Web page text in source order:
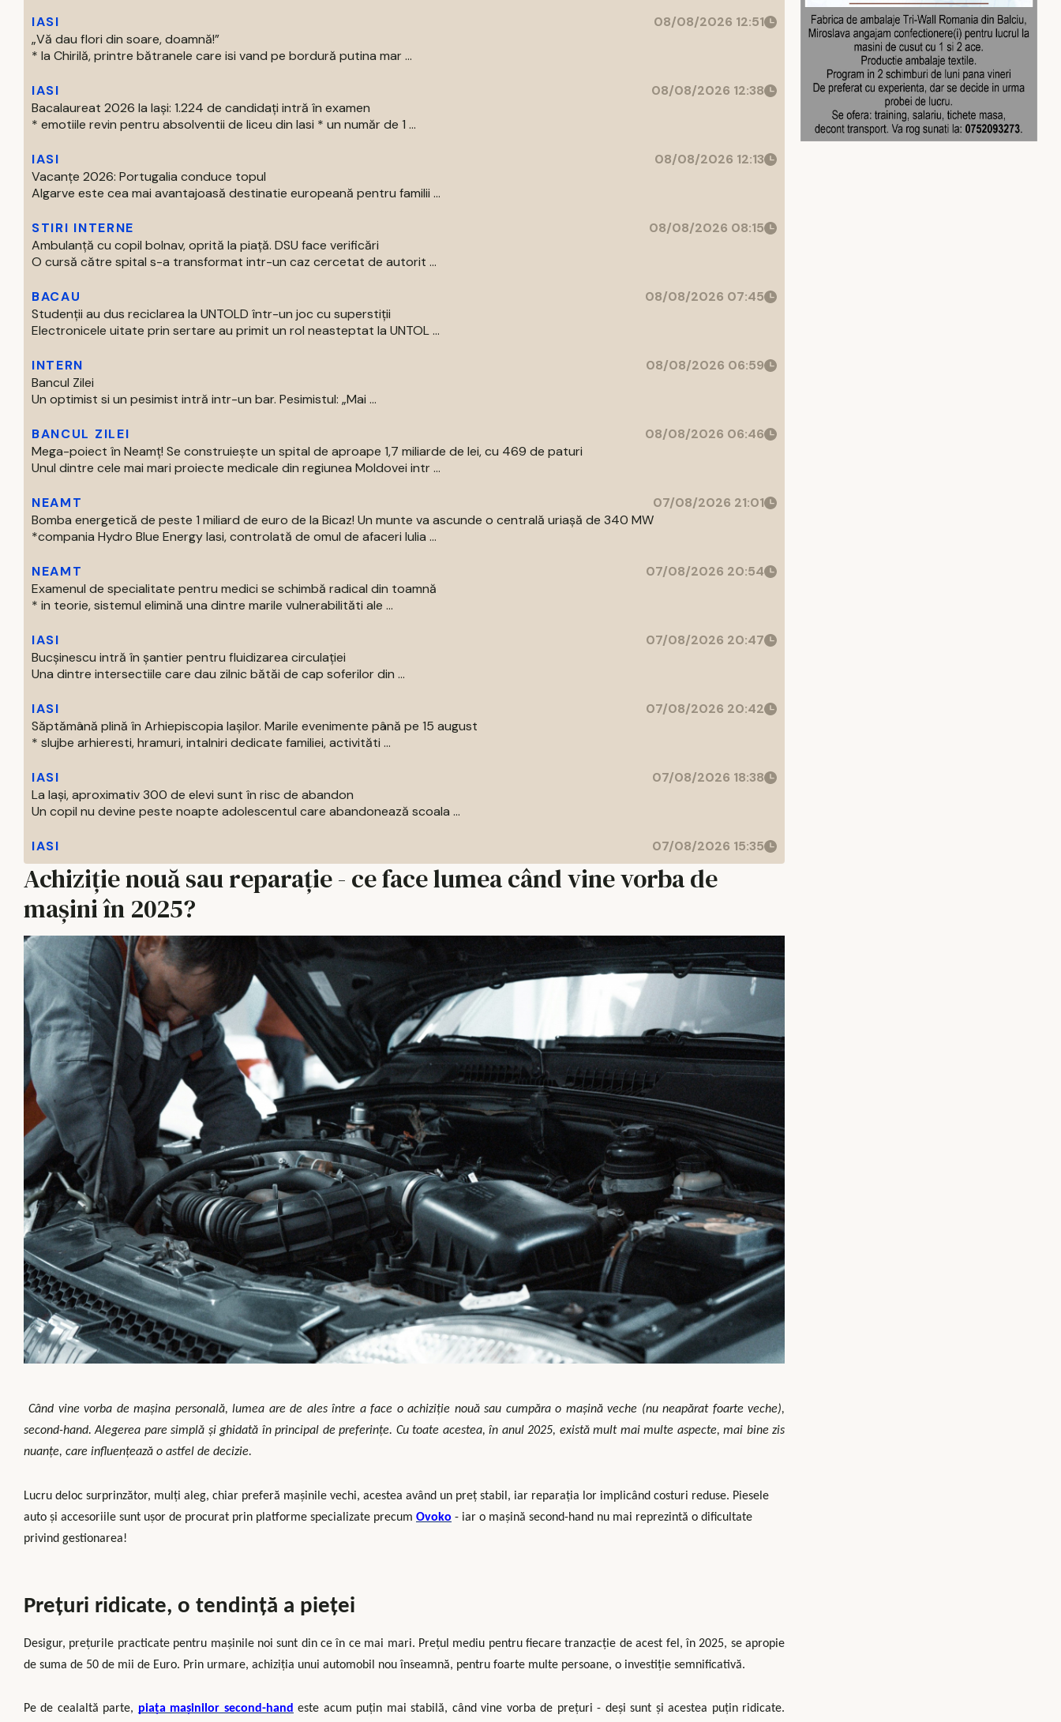
IASI
08/08/2026 12:51
„Vă dau flori din soare, doamnă!”
* la Chirilă, printre bătranele care isi vand pe bordură putina mar ...
IASI
08/08/2026 12:38
Bacalaureat 2026 la Iași: 1.224 de candidați intră în examen
* emotiile revin pentru absolventii de liceu din Iasi * un număr de 1 ...
IASI
08/08/2026 12:13
Vacanțe 2026: Portugalia conduce topul
Algarve este cea mai avantajoasă destinatie europeană pentru familii ...
STIRI INTERNE
08/08/2026 08:15
Ambulanță cu copil bolnav, oprită la piață. DSU face verificări
O cursă către spital s-a transformat intr-un caz cercetat de autorit ...
BACAU
08/08/2026 07:45
Studenții au dus reciclarea la UNTOLD într-un joc cu superstiții
Electronicele uitate prin sertare au primit un rol neasteptat la UNTOL ...
INTERN
08/08/2026 06:59
Bancul Zilei
Un optimist si un pesimist intră intr-un bar. Pesimistul: „Mai ...
BANCUL ZILEI
08/08/2026 06:46
Mega-poiect în Neamț! Se construiește un spital de aproape 1,7 miliarde de lei, cu 469 de paturi
Unul dintre cele mai mari proiecte medicale din regiunea Moldovei intr ...
NEAMT
07/08/2026 21:01
Bomba energetică de peste 1 miliard de euro de la Bicaz! Un munte va ascunde o centrală uriașă de 340 MW
*compania Hydro Blue Energy Iasi, controlată de omul de afaceri Iulia ...
NEAMT
07/08/2026 20:54
Examenul de specialitate pentru medici se schimbă radical din toamnă
* in teorie, sistemul elimină una dintre marile vulnerabilităti ale ...
IASI
07/08/2026 20:47
Bucșinescu intră în șantier pentru fluidizarea circulației
Una dintre intersectiile care dau zilnic bătăi de cap soferilor din ...
IASI
07/08/2026 20:42
Săptămână plină în Arhiepiscopia Iașilor. Marile evenimente până pe 15 august
* slujbe arhieresti, hramuri, intalniri dedicate familiei, activităti ...
IASI
07/08/2026 18:38
La Iași, aproximativ 300 de elevi sunt în risc de abandon
Un copil nu devine peste noapte adolescentul care abandonează scoala ...
IASI 07/08/2026 15:35
Achiziție nouă sau reparație - ce face lumea când vine vorba de
mașini în 2025?
Când vine vorba de mașina personală, lumea are de ales între a face o achiziție nouă sau cumpăra o mașină veche (nu neapărat foarte veche),
second-hand. Alegerea pare simplă și ghidată în principal de preferințe. Cu toate acestea, în anul 2025, există mult mai multe aspecte, mai bine zis
nuanțe, care influențează o astfel de decizie.
Lucru deloc surprinzător, mulți aleg, chiar preferă mașinile vechi, acestea având un preț stabil, iar reparația lor implicând costuri reduse. Piesele
auto și accesoriile sunt ușor de procurat prin platforme specializate precum Ovoko - iar o mașină second-hand nu mai reprezintă o dificultate
privind gestionarea!
Prețuri ridicate, o tendință a pieței
Desigur, prețurile practicate pentru mașinile noi sunt din ce în ce mai mari. Prețul mediu pentru fiecare tranzacție de acest fel, în 2025, se apropie
de suma de 50 de mii de Euro. Prin urmare, achiziția unui automobil nou înseamnă, pentru foarte multe persoane, o investiție semnificativă.
Pe de cealaltă parte, piața mașinilor second-hand este acum puțin mai stabilă, când vine vorba de prețuri - deși sunt și acestea puțin ridicate.